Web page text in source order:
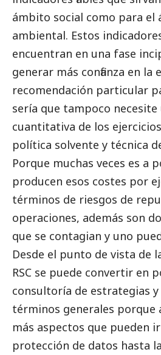
ámbito social como para el
ambiental. Estos
encuentran en una fase
generar más confianza en la
recomendación particular
sería que tampoco
cuantitativa de los
política solvente y técnica
Porque muchas veces es a
producen esos costes por
términos de riesgos de
operaciones, además son
que se contagian y uno
Desde el punto de vista de
RSC se puede convertir en
consultoría de estrategias
términos generales porque
más aspectos que pueden
protección de datos hasta